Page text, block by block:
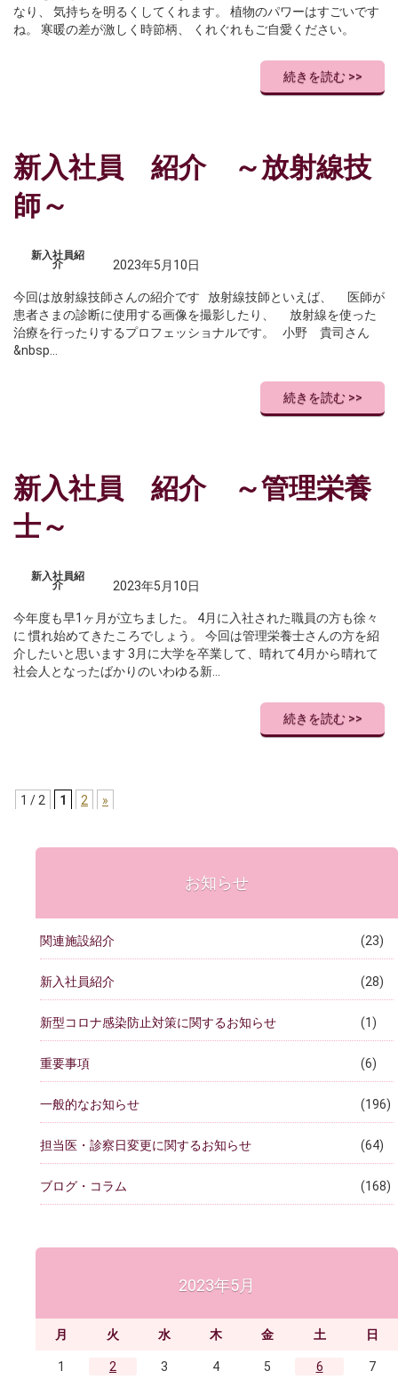
なり、 気持ちを明るくしてくれます。 植物のパワーはすごいです
ね。 寒暖の差が激しく時節柄、 くれぐれもご自愛ください。
続きを読む >>
新入社員 紹介 ～放射線技
師～
新入社員紹
介 2023年5月10日
今回は放射線技師さんの紹介です 放射線技師といえば、 医師が
患者さまの診断に使用する画像を撮影したり、 放射線を使った
治療を行ったりするプロフェッショナルです。 小野 貴司さん
&nbsp…
続きを読む >>
新入社員 紹介 ～管理栄養
士～
新入社員紹
介 2023年5月10日
今年度も早1ヶ月が立ちました。 4月に入社された職員の方も徐々
に 慣れ始めてきたころでしょう。 今回は管理栄養士さんの方を紹
介したいと思います 3月に大学を卒業して、晴れて4月から晴れて
社会人となったばかりのいわゆる新…
続きを読む >>
1 / 2 1 2 »
お知らせ
関連施設紹介 (23)
新入社員紹介 (28)
新型コロナ感染防止対策に関するお知らせ (1)
重要事項 (6)
一般的なお知らせ (196)
担当医・診察日変更に関するお知らせ (64)
ブログ・コラム (168)
2023年5月
月 火 水 木 金 土 日
1 2 3 4 5 6 7